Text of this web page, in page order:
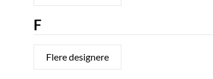
F
Flere designere